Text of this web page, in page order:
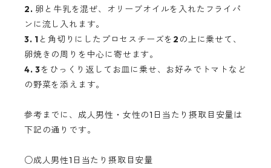
2. 卵と牛乳を混ぜ、オリーブオイルを入れたフライパ
ンに流し入れます。
3. 1 と角切りにしたプロセスチーズを 2 の上に乗せて、
卵焼きの周りを中心に寄せます。
4. 3をひっくり返してお皿に乗せ、お好みでトマトなど
の野菜を添えます。
参考までに、成人男性・女性の1日当たり摂取目安量は
下記の通りです。
○成人男性1日当たり摂取目安量